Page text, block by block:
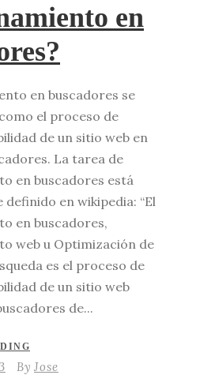
en
en buscadores se
el proceso de
de un sitio web en
La tarea de
en buscadores está
en wikipedia: “El
en buscadores,
web u Optimización de
es el proceso de
de un sitio web
de...
By Jose